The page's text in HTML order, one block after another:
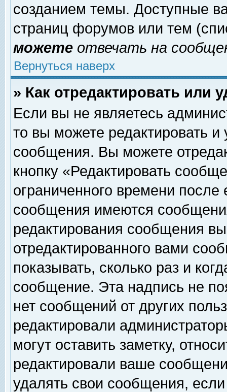
созданием темы. Доступные
страниц форумов или тем
можете отвечать на
Вернуться наверх
» Как отредактировать или
Если вы не являетесь
то вы можете редактировать и
сообщения. Вы можете
кнопку «Редактировать
ограниченного времени
сообщения имеются
редактирования сообщения
отредактированного вами
показывать, сколько раз и
сообщение. Эта надпись не
нет сообщений от других
редактировали
могут оставить заметку,
редактировали ваше
удалять свои сообщения,